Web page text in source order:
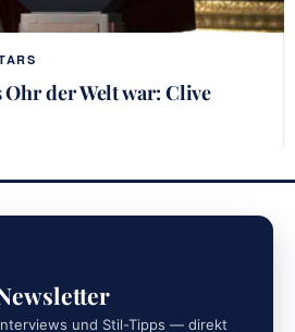
der Welt war: Clive
und Stil-Tipps — direkt